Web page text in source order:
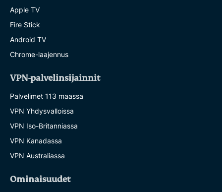
Apple TV
Fire Stick
Android TV
Chrome-laajennus
VPN-palvelinsijainnit
Palvelimet 113 maassa
VPN Yhdysvalloissa
VPN Iso-Britanniassa
VPN Kanadassa
VPN Australiassa
Ominaisuudet